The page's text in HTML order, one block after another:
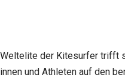
der Kitesurfer trifft
und Athleten auf den